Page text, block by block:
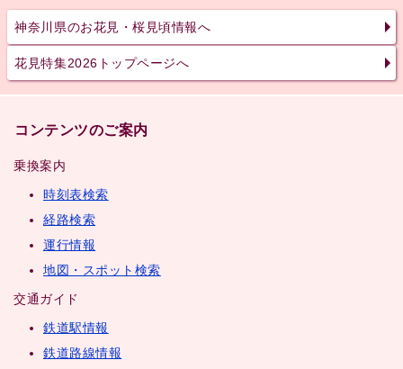
神奈川県のお花見・桜見頃情報へ
花見特集2026トップページへ
コンテンツのご案内
乗換案内
時刻表検索
経路検索
運行情報
地図・スポット検索
交通ガイド
鉄道駅情報
鉄道路線情報